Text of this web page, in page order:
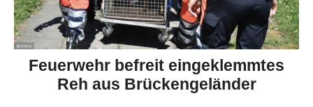
Feuerwehr befreit eingeklemmtes
Reh aus Brückengeländer